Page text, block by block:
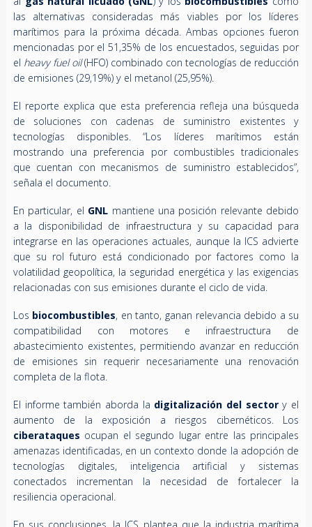
las alternativas consideradas más viables por los líderes
marítimos para la próxima década. Ambas opciones fueron
mencionadas por el 51,35% de los encuestados, seguidas por
el heavy fuel oil(HFO) combinado con tecnologías de reducción
de emisiones (29,19%) y el metanol (25,95%).
El reporte explica que esta preferencia refleja una búsqueda
de soluciones con cadenas de suministro existentes y
tecnologías disponibles. “Los líderes marítimos están
mostrando una preferencia por combustibles tradicionales
que cuentan con mecanismos de suministro establecidos”,
señala el documento.
En particular, el GNL mantiene una posición relevante debido
a la disponibilidad de infraestructura y su capacidad para
integrarse en las operaciones actuales, aunque la ICS advierte
que su rol futuro está condicionado por factores como la
volatilidad geopolítica, la seguridad energética y las exigencias
relacionadas con sus emisiones durante el ciclo de vida.
Los biocombustibles, en tanto, ganan relevancia debido a su
compatibilidad con motores e infraestructura de
abastecimiento existentes, permitiendo avanzar en reducción
de emisiones sin requerir necesariamente una renovación
completa de la flota.
El informe también aborda la digitalización del sectory el
aumento de la exposición a riesgos cibernéticos. Los
ciberataques ocupan el segundo lugar entre las principales
amenazas identificadas, en un contexto donde la adopción de
tecnologías digitales, inteligencia artificial y sistemas
conectados incrementan la necesidad de fortalecer la
resiliencia operacional.